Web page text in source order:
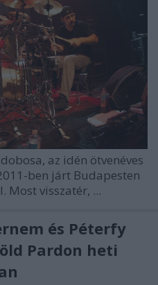
az idén ötvenéves
ben járt Budapesten
Most visszatér, ...
és Péterfy
Pardon heti